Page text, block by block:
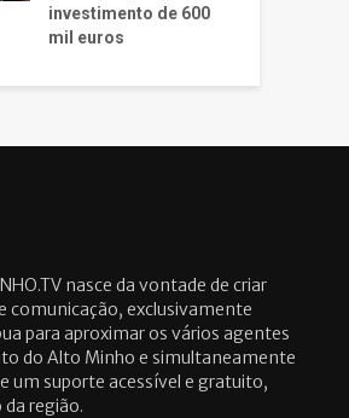
investimento de 600
mil euros
nasce da vontade de criar
comunicação, exclusivamente
para aproximar os vários agentes
do Alto Minho e simultaneamente
um suporte acessível e gratuito,
região.